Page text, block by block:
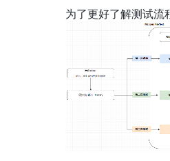
为了更好了解测试流